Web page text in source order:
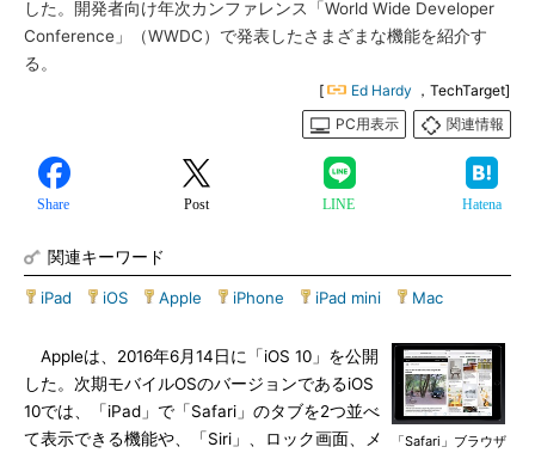
した。開発者向け年次カンファレンス「World Wide Developer
Conference」（WWDC）で発表したさまざまな機能を紹介す
る。
[ Ed Hardy ，TechTarget]
PC用表示
関連情報
Share Post LINE Hatena
関連キーワード
iPad iOS Apple iPhone iPad mini Mac
「Safari」ブラウザ
Appleは、2016年6月14日に「iOS 10」を公開
した。次期モバイルOSのバージョンであるiOS
10では、「iPad」で「Safari」のタブを2つ並べ
て表示できる機能や、「Siri」、ロック画面、メ